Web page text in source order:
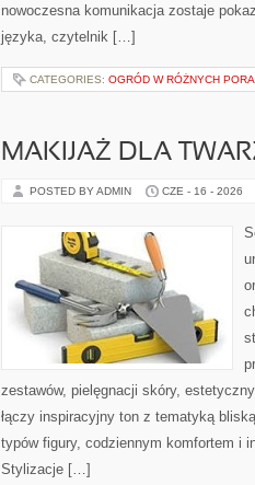
nowoczesna komunikacja zostaje
języka, czytelnik […]
CATEGORIES: OGRÓD W RÓŻNYCH
MAKIJAŻ DLA
POSTED BY ADMIN CZE - 16 - 2026
zestawów, pielęgnacji skóry,
łączy inspiracyjny ton z tematyką
typów figury, codziennym komfortem i
Stylizacje […]